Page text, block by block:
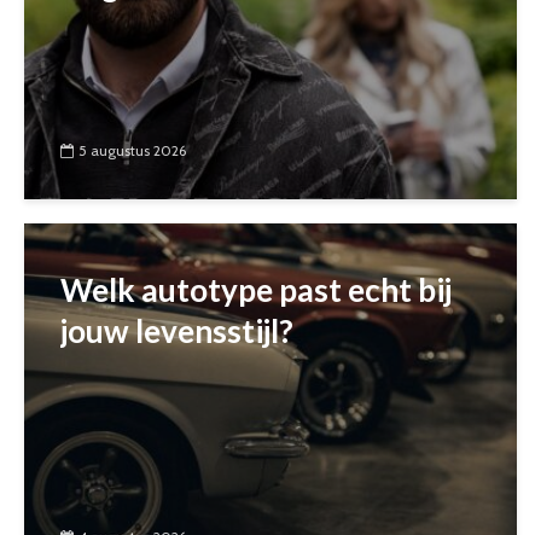
5 augustus 2026
Welk autotype past echt bij
jouw levensstijl?